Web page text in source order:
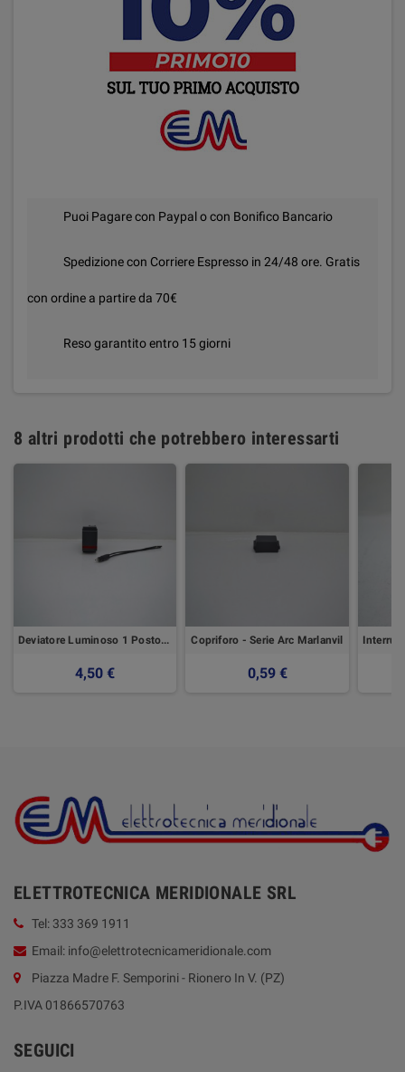
Puoi Pagare con Paypal o con Bonifico Bancario
Spedizione con Corriere Espresso in 24/48 ore. Gratis
con ordine a partire da 70€
Reso garantito entro 15 giorni
8 altri prodotti che potrebbero interessarti
Deviatore Luminoso 1 Posto 16A - Serie Arc Marlanvil
4,50 €
Copriforo - Serie Arc Marlanvil
0,59 €
ELETTROTECNICA MERIDIONALE SRL
Tel: 333 369 1911
Email: info@elettrotecnicameridionale.com
Piazza Madre F. Semporini - Rionero In V. (PZ)
P.IVA 01866570763
SEGUICI